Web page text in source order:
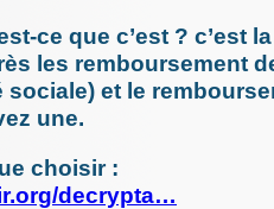
ce que c’est ? c’est
les remboursement
et le
une.
choisir :
decrypta…